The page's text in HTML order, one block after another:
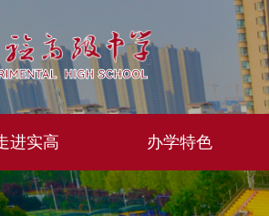
进实高 办学特色